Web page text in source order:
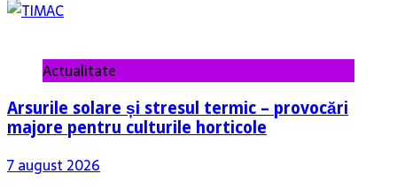
Actualitate
Arsurile solare și stresul termic – provocări
majore pentru culturile horticole
7 august 2026